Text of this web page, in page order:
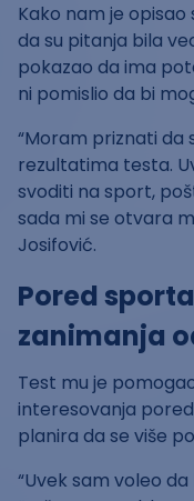
Kako nam je opisao
da su pitanja bila
pokazao da ima
ni pomislio da bi
“Moram priznati da
rezultatima testa.
svoditi na sport,
sada mi se otvara
Josifović.
Pored
zanimanja
Test mu je
interesovanja
planira da se više
“Uvek sam voleo